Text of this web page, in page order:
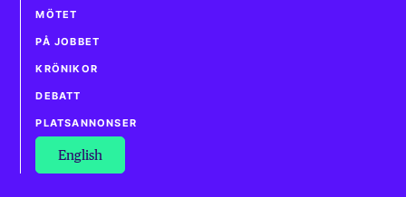
MÖTET
PÅ JOBBET
KRÖNIKOR
DEBATT
PLATSANNONSER
English